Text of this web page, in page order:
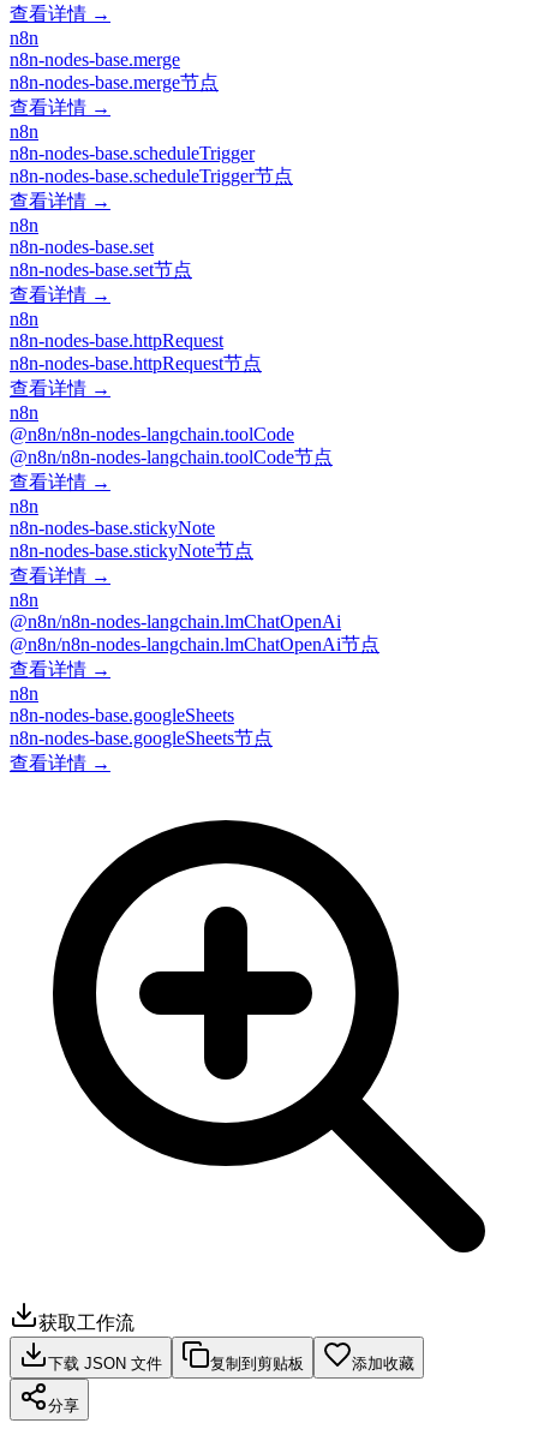
查看详情 →
n8n
n8n-nodes-base.merge
n8n-nodes-base.merge节点
查看详情 →
n8n
n8n-nodes-base.scheduleTrigger
n8n-nodes-base.scheduleTrigger节点
查看详情 →
n8n
n8n-nodes-base.set
n8n-nodes-base.set节点
查看详情 →
n8n
n8n-nodes-base.httpRequest
n8n-nodes-base.httpRequest节点
查看详情 →
n8n
@n8n/n8n-nodes-langchain.toolCode
@n8n/n8n-nodes-langchain.toolCode节点
查看详情 →
n8n
n8n-nodes-base.stickyNote
n8n-nodes-base.stickyNote节点
查看详情 →
n8n
@n8n/n8n-nodes-langchain.lmChatOpenAi
@n8n/n8n-nodes-langchain.lmChatOpenAi节点
查看详情 →
n8n
n8n-nodes-base.googleSheets
n8n-nodes-base.googleSheets节点
查看详情 →
获取工作流
下载 JSON 文件 复制到剪贴板 添加收藏
分享